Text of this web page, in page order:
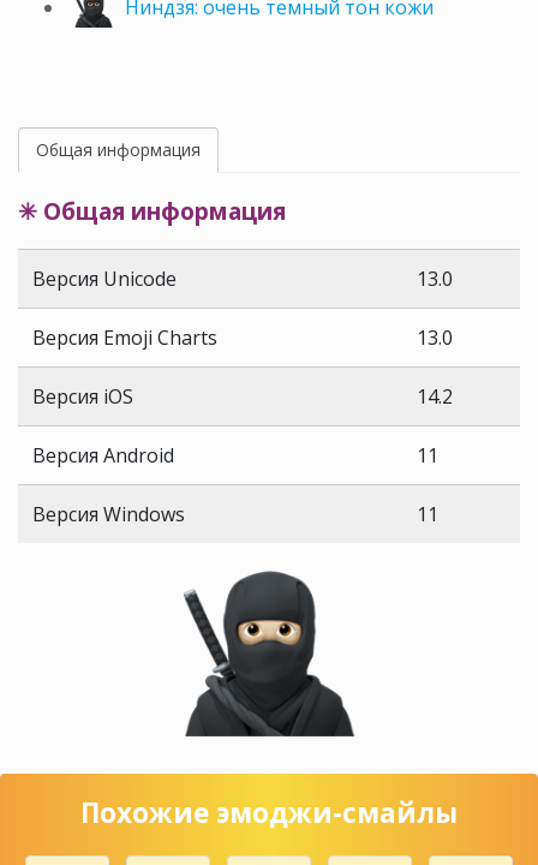
Ниндзя: очень темный тон кожи
Общая информация
✳ Общая информация
Версия Unicode 13.0
Версия Emoji Charts 13.0
Версия iOS 14.2
Версия Android 11
Версия Windows 11
Похожие эмоджи-смайлы